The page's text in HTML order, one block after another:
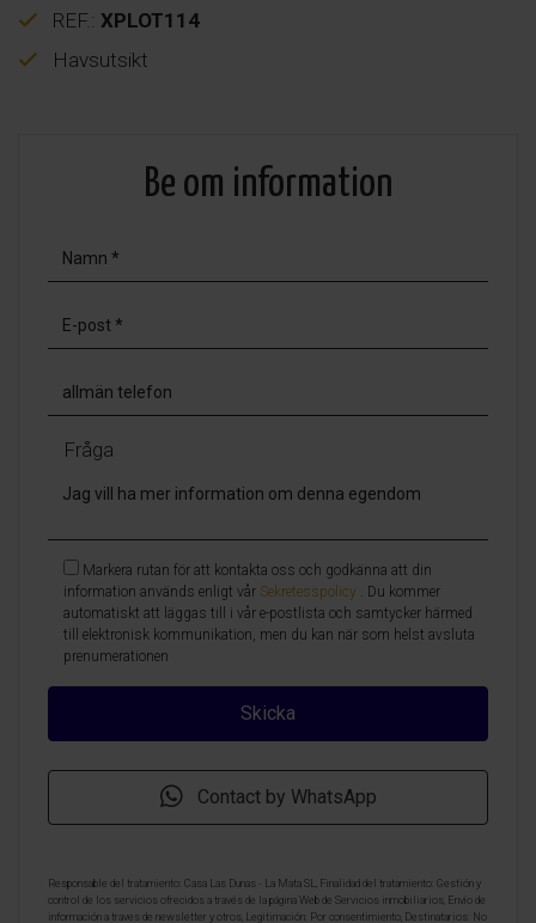
REF.: XPLOT114
Havsutsikt
Be om information
Fråga
Markera rutan för att kontakta oss och godkänna att din
information används enligt vår Sekretesspolicy . Du kommer
automatiskt att läggas till i vår e-postlista och samtycker härmed
till elektronisk kommunikation, men du kan när som helst avsluta
prenumerationen
Contact by WhatsApp
Responsable del tratamiento: Casa Las Dunas - La Mata SL, Finalidad del tratamiento: Gestión y
control de los servicios ofrecidos a través de la página Web de Servicios inmobiliarios, Envío de
información a traves de newsletter y otros, Legitimación: Por consentimiento, Destinatarios: No